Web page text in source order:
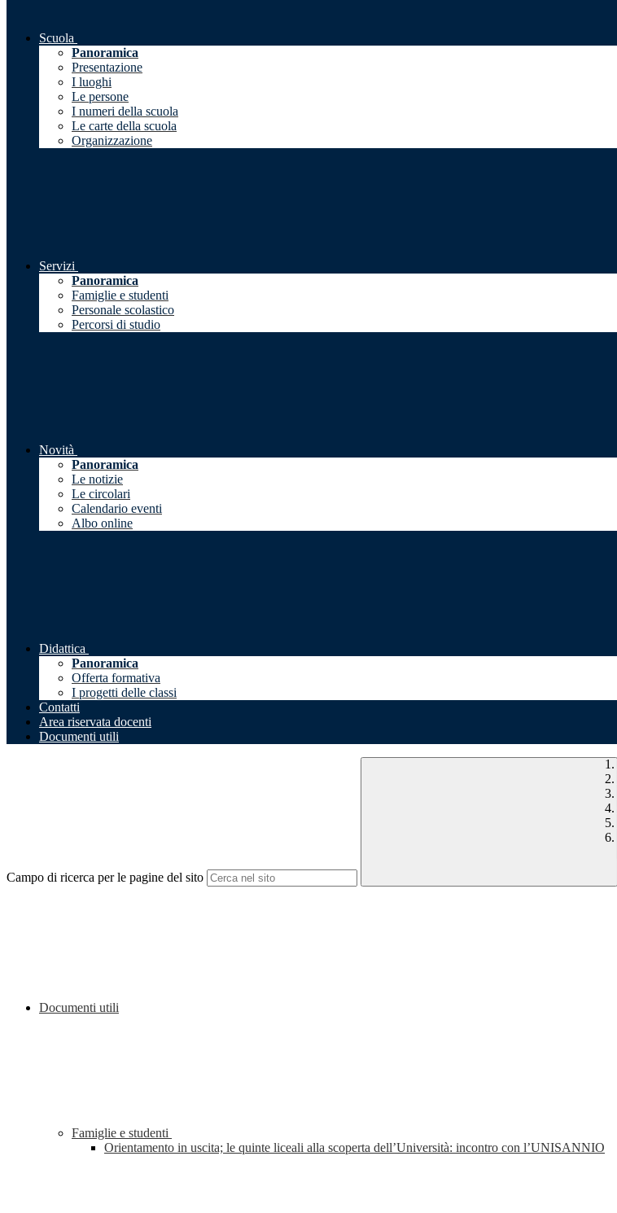
Scuola
Panoramica
Presentazione
I luoghi
Le persone
I numeri della scuola
Le carte della scuola
Organizzazione
Servizi
Panoramica
Famiglie e studenti
Personale scolastico
Percorsi di studio
Novità
Panoramica
Le notizie
Le circolari
Calendario eventi
Albo online
Didattica
Panoramica
Offerta formativa
I progetti delle classi
Contatti
Area riservata docenti
Documenti utili
Campo di ricerca per le pagine del sito
Documenti utili
Famiglie e studenti
Orientamento in uscita; le quinte liceali alla scoperta dell’Università: incontro con l’UNISANNIO